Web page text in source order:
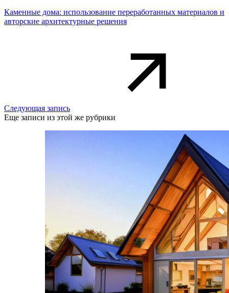
Каменные дома: использование переработанных материалов и
авторские архитектурные решения
Следующая запись
Еще записи из этой же рубрики